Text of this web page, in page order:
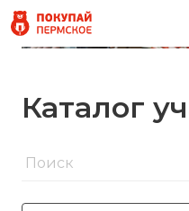
Каталог